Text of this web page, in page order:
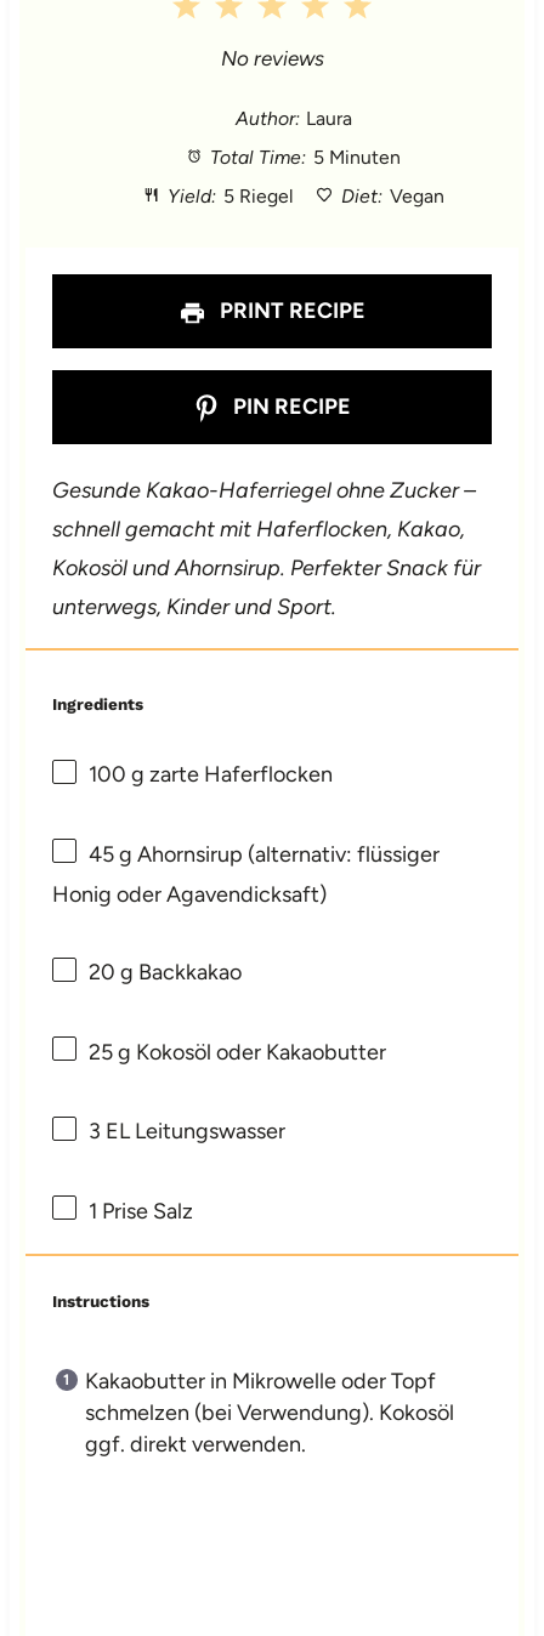
5
a
s
4
t
a
s
3
S
t
a
s
2
S
t
a
s
1
a
No reviews
Author: Laura
Total Time: 5 Minuten
Yield: 5 Riegel Diet: Vegan
PRINT RECIPE
PIN RECIPE
Gesunde Kakao-Haferriegel ohne Zucker –
schnell gemacht mit Haferflocken, Kakao,
Kokosöl und Ahornsirup. Perfekter Snack für
unterwegs, Kinder und Sport.
Ingredients
100 g zarte Haferflocken
45 g Ahornsirup (alternativ: flüssiger
Honig oder Agavendicksaft)
20 g Backkakao
25 g Kokosöl oder Kakaobutter
3 EL Leitungswasser
1 Prise Salz
Instructions
Kakaobutter in Mikrowelle oder Topf
schmelzen (bei Verwendung). Kokosöl
ggf. direkt verwenden.